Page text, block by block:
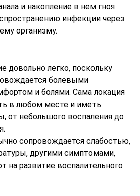
и накопление в нем гноя
инфекции через
организму.
довольно легко, поскольку
болевыми
и болями. Сама локация
в любом месте и иметь
от небольшого воспаления до
сопровождается слабостью,
другими симптомами,
на развитие воспалительного